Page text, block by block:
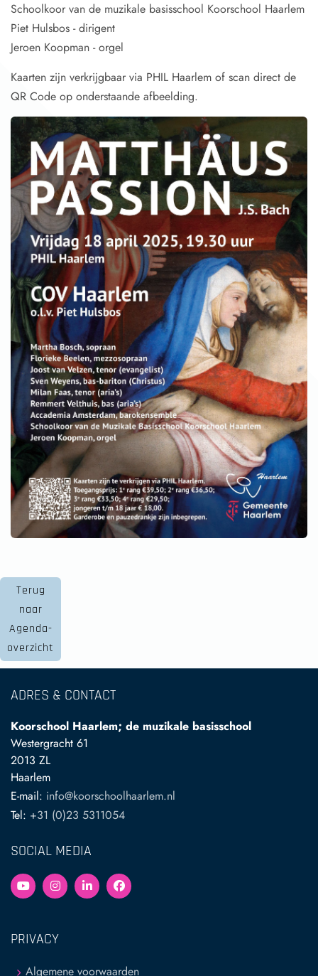
Schoolkoor van de muzikale basisschool Koorschool Haarlem
Piet Hulsbos - dirigent
Jeroen Koopman - orgel
Kaarten zijn verkrijgbaar via PHIL Haarlem of scan direct de
QR Code op onderstaande afbeelding.
Terug
naar
Agenda-
overzicht
ADRES & CONTACT
Koorschool Haarlem; de muzikale basisschool
Westergracht 61
2013 ZL
Haarlem
E-mail: info@koorschoolhaarlem.nl
Tel: +31 (0)23 5311054
SOCIAL MEDIA
PRIVACY
Algemene voorwaarden